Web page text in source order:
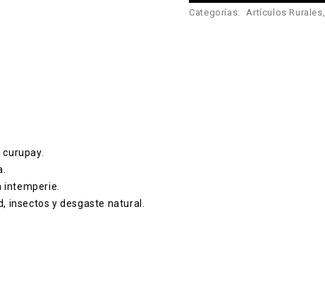
Categorías: Artículos Rurales,
intemperie.
insectos y desgaste natural.